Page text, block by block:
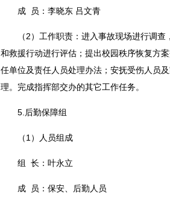
成 员：李晓东 吕文青
（2）工作职责：进入事故现场进行调
和救援行动进行评估；提出校园秩序恢复方
任单位及责任人员处理办法；安抚受伤人员
理。完成指挥部交办的其它工作任务。
5.后勤保障组
（1）人员组成
组 长：叶永立
成 员：保安、后勤人员